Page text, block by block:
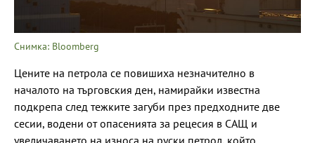
Снимка: Bloomberg
Цените на петрола се повишиха незначително в
началото на търговския ден, намирайки известна
подкрепа след тежките загуби през предходните две
сесии, водени от опасенията за рецесия в САЩ и
увеличаването на износа на руски петрол, който